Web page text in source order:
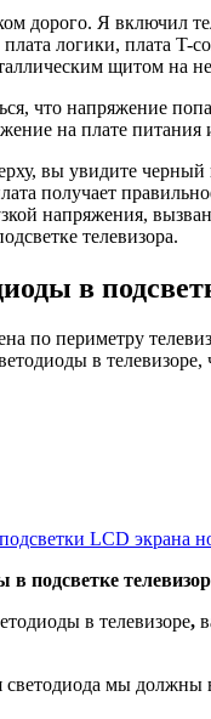
дорого. Я включил
логики, плата T-
щитом на
что напряжение
на плате питания
вы увидите
получает
напряжения,
телевизора.
в
по периметру
в
LCD экрана
в подсветке
в телевизоре,
светодиода мы